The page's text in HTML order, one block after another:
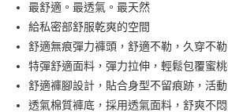
街口支付
悠遊付
全盈+PAY
大哥付你分期
最舒適。最透氣。最天然
給私密部舒服乾爽的空間
舒適無痕彈力褲頭，舒適不勒，久穿不
特彈舒適面料，彈力拉伸，輕鬆包覆蜜
舒適褲腳設計，貼合身型不留痕跡，活
透氣棉質褲底，採用透氣面料，舒爽不